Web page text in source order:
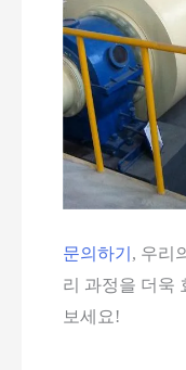
문의하기 , 우리
리 과정을 더욱
보세요!